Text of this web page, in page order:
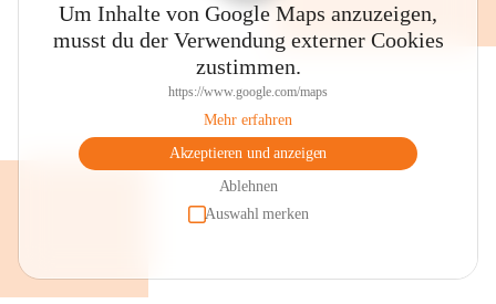
Um Inhalte von Google Maps anzuzeigen,
musst du der Verwendung externer Cookies
zustimmen.
https://www.google.com/maps
Mehr erfahren
Akzeptieren und anzeigen
Ablehnen
Auswahl merken